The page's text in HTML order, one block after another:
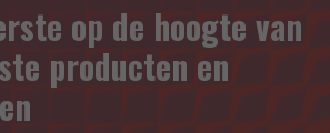
op de hoogte van
producten en